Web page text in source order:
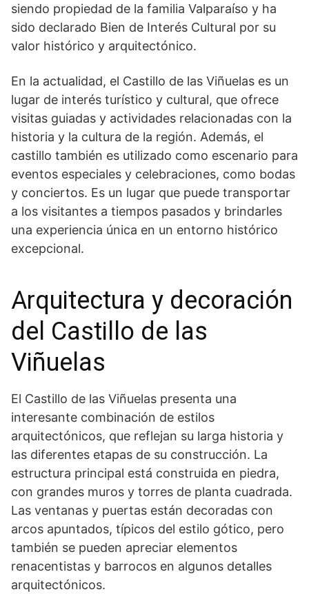
siendo⁤ propiedad de la ‍familia ‍Valparaíso y ha
sido declarado Bien de Interés Cultural por su
valor ‍histórico y arquitectónico.
En la actualidad, el Castillo de las Viñuelas es un
lugar de interés turístico y⁣ cultural, que ofrece
visitas guiadas ⁢y actividades relacionadas con​ la
historia y la cultura de la región. Además, el‍
castillo también es utilizado como escenario para
eventos especiales y ⁤celebraciones, como bodas
y conciertos. Es un lugar que puede transportar
a los​ visitantes a tiempos pasados y brindarles
una experiencia única en un entorno histórico
excepcional.
Arquitectura y decoración
⁤del Castillo ‌de ⁢las
Viñuelas
El Castillo de las Viñuelas presenta una
interesante combinación de ​estilos
arquitectónicos, ‌que reflejan su larga historia y
las⁤ diferentes ‌etapas de su construcción. La⁢
estructura principal está construida en piedra,⁢
con grandes muros y torres de planta cuadrada.
Las ventanas y puertas están decoradas con ​
arcos apuntados, típicos del estilo gótico, pero
también se pueden ​apreciar elementos
renacentistas y barrocos en algunos detalles
arquitectónicos.